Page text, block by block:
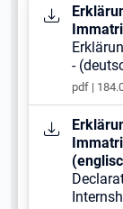
Öffnet in
-
pdf |
Öffnet in